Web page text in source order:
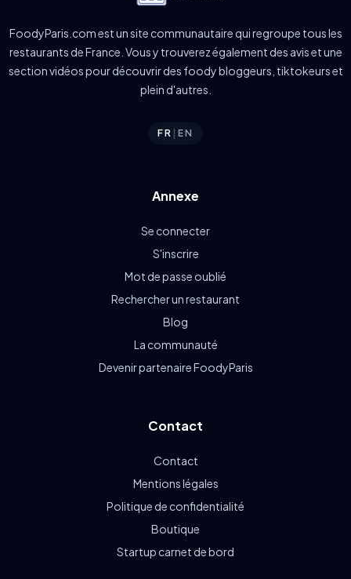
FoodyParis.com est un site communautaire qui regroupe tous les
restaurants de France. Vous y trouverez également des avis et une
section vidéos pour découvrir des foody bloggeurs, tiktokeurs et
plein d'autres.
FR |EN
Annexe
Se connecter
S'inscrire
Mot de passe oublié
Rechercher un restaurant
Blog
La communauté
Devenir partenaire FoodyParis
Contact
Contact
Mentions légales
Politique de confidentialité
Boutique
Startup carnet de bord